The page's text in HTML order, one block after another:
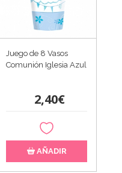
Juego de 8 Vasos
Comunión Iglesia Azul
2,40€
AÑADIR